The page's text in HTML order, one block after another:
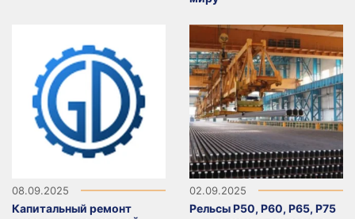
08.09.2025
Капитальный ремонт
02.09.2025
Рельсы Р50, Р60, Р65, Р75